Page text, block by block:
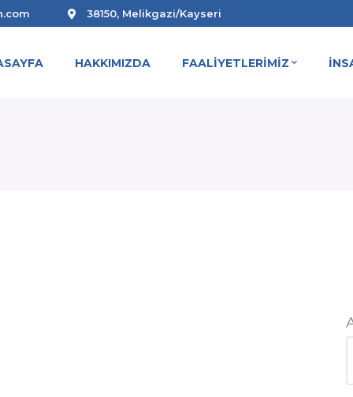
38150, Melikgazi/Kayseri
HAKKIMIZDA FAALİYETLERİMİZ